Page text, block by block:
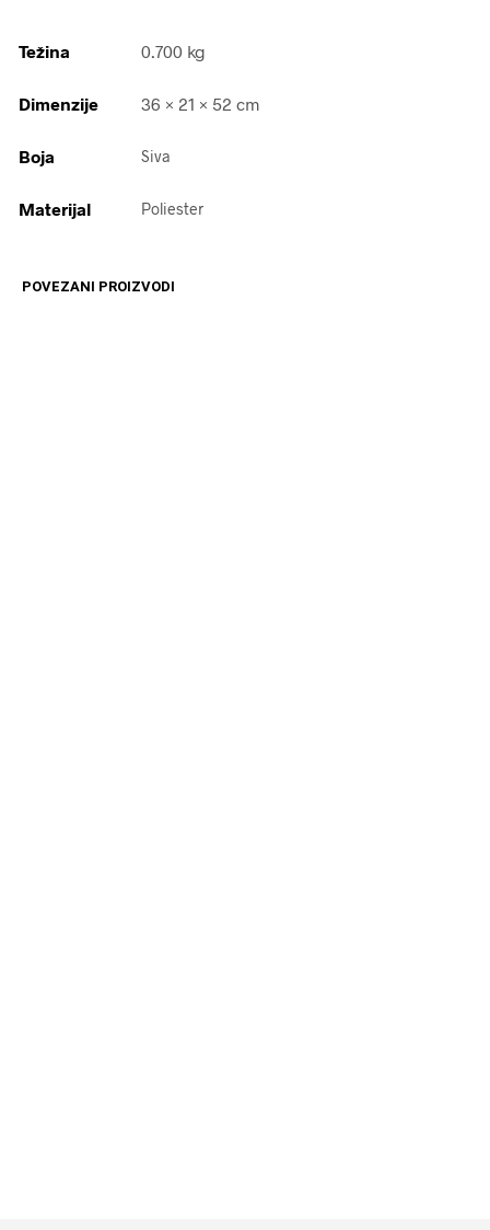
Težina 0.700 kg
Dimenzije 36 × 21 × 52 cm
Boja Siva
Materijal Poliester
POVEZANI PROIZVODI